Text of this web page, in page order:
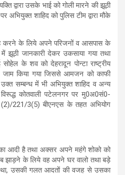
द्वारा उसके भाई को गोली मारने की झूठी
अभियुक्त शाहिद को पुलिस टीम द्वारा मौके
करने के लिये अपने परिजनों व आसपास के
झूठी जानकारी देकर उकसाया गया तथा
के शव को देहरादून पोन्टा राष्ट्रीय
किया गया जिससे आमजन को काफी
उक्त सम्बन्ध में भी अभियुक्त शाहिद व अन्य
कोतवाली पटेलनगर पर मु0अ0सं0-
221/3(5) बीएनएस के तहत अभियोग
आदी है तथा अक्सर अपने महंगे शोको को
झाड़ने के लिये वह अपने घर वालो तथा बड़े
था, उसकी गलत आदतों की वजह से उसका